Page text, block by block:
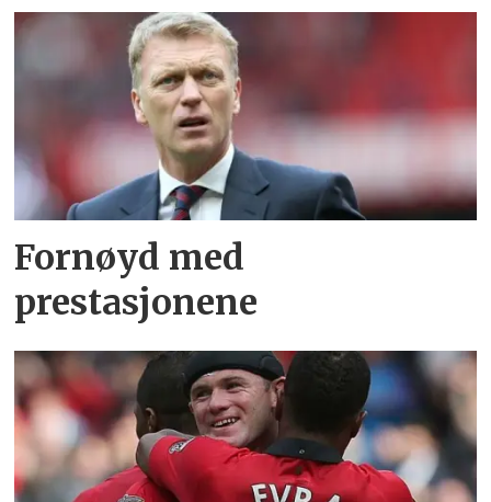
Fornøyd med
prestasjonene